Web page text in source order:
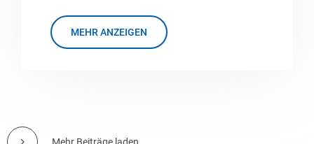
MEHR ANZEIGEN
Mehr Beiträge laden